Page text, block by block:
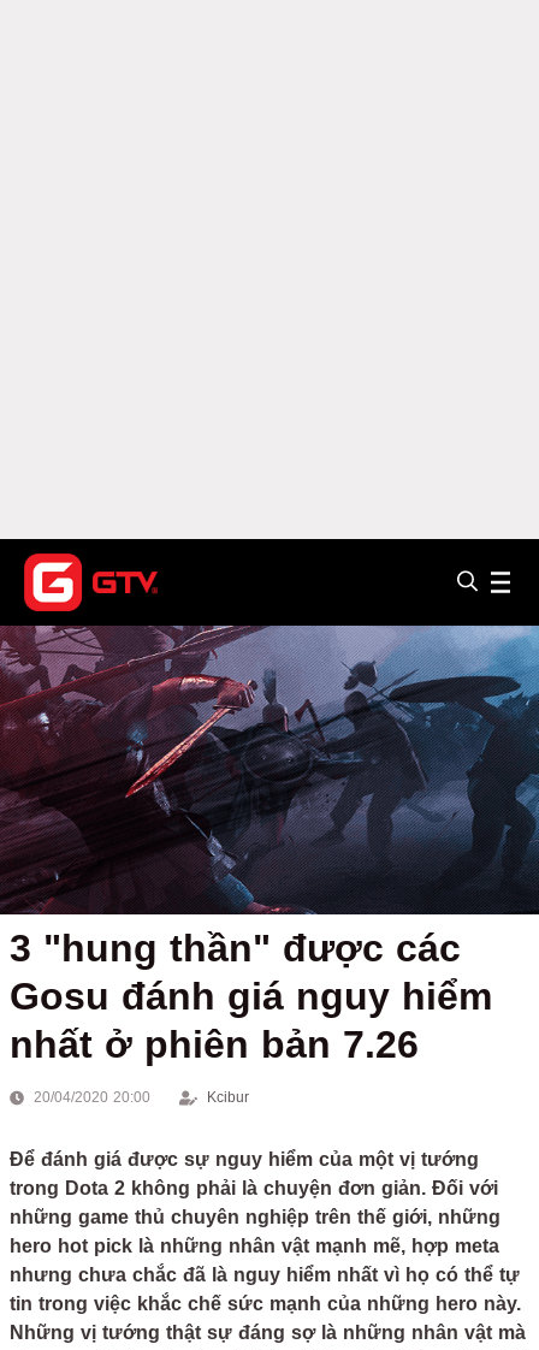
3 "hung thần" được các
Gosu đánh giá nguy hiểm
nhất ở phiên bản 7.26
20/04/2020 20:00 Kcibur
Để đánh giá được sự nguy hiểm của một vị tướng
trong Dota 2 không phải là chuyện đơn giản. Đối với
những game thủ chuyên nghiệp trên thế giới, những
hero hot pick là những nhân vật mạnh mẽ, hợp meta
nhưng chưa chắc đã là nguy hiểm nhất vì họ có thể tự
tin trong việc khắc chế sức mạnh của những hero này.
Những vị tướng thật sự đáng sợ là những nhân vật mà